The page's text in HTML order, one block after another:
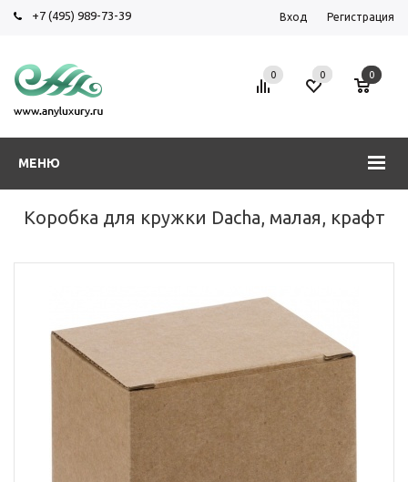
+7 (495) 989-73-39 Вход Регистрация
МЕНЮ
0 0 0
Коробка для кружки Dacha, малая, крафт